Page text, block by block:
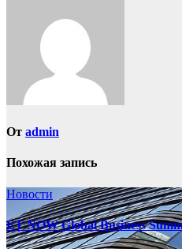
От admin
Похожая запись
Новости
ET NOW Global Business